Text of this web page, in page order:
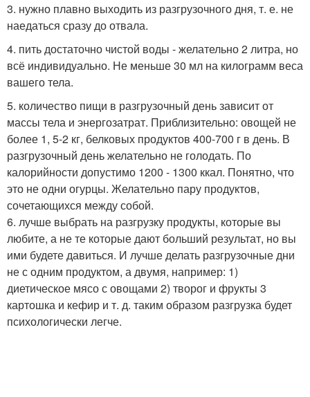
3. нужно плавно выходить из разгрузочного дня, т. е. не
наедаться сразу до отвала.
4. пить достаточно чистой воды - желательно 2 литра, но
всё индивидуально. Не меньше 30 мл на килограмм веса
вашего тела.
5. количество пищи в разгрузочный день зависит от
массы тела и энергозатрат. Приблизительно: овощей не
более 1, 5-2 кг, белковых продуктов 400-700 г в день. В
разгрузочный день желательно не голодать. По
калорийности допустимо 1200 - 1300 ккал. Понятно, что
это не одни огурцы. Желательно пару продуктов,
сочетающихся между собой.
6. лучше выбрать на разгрузку продукты, которые вы
любите, а не те которые дают больший результат, но вы
ими будете давиться. И лучше делать разгрузочные дни
не с одним продуктом, а двумя, например: 1)
диетическое мясо с овощами 2) творог и фрукты 3
картошка и кефир и т. д. таким образом разгрузка будет
психологически легче.